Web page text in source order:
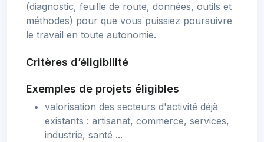
(diagnostic, feuille de route, données, outils et
méthodes) pour que vous puissiez poursuivre
le travail en toute autonomie.
Critères d’éligibilité
Exemples de projets éligibles
valorisation des secteurs d'activité déjà
existants : artisanat, commerce, services,
industrie, santé ...